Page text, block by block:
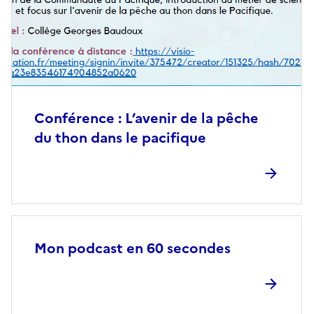
Conférence : L’avenir de la pêche
du thon dans le pacifique
Mon podcast en 60 secondes